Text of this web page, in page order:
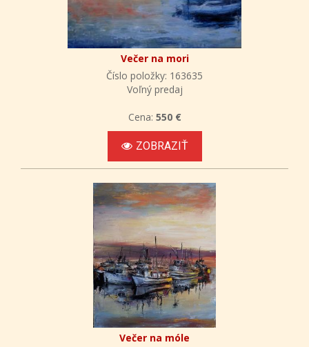
Večer na mori
Číslo položky: 163635
Voľný predaj
Cena: 550 €
ZOBRAZIŤ
Večer na móle